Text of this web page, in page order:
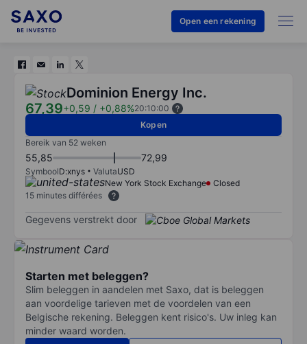
Open een rekening
Dominion Energy Inc.
67,39+0,59 / +0,88%20:10:00
Kopen
Bereik van 52 weken
55,85 72,99
SymboolD:xnys ValutaUSD
New York Stock Exchange
Closed
15 minutes différées
Gegevens verstrekt door
Starten met beleggen?
Slim beleggen in aandelen met Saxo, dat is beleggen
aan voordelige tarieven met de voordelen van een
Belgische rekening. Beleggen kent risico's. Uw inleg kan
minder waard worden.